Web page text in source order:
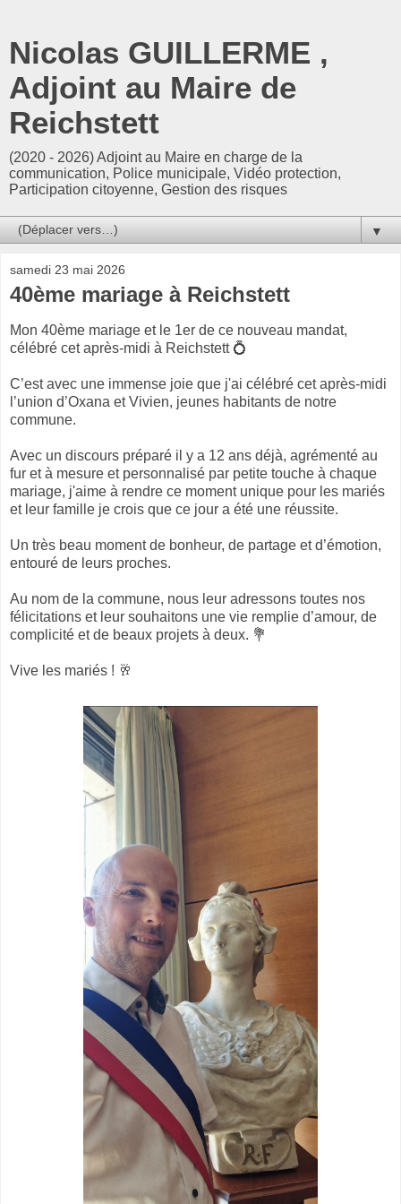
Nicolas GUILLERME ,
Adjoint au Maire de
Reichstett
(2020 - 2026) Adjoint au Maire en charge de la
communication, Police municipale, Vidéo protection,
Participation citoyenne, Gestion des risques
▼
samedi 23 mai 2026
40ème mariage à Reichstett
Mon 40ème mariage et le 1er de ce nouveau mandat,
célébré cet après-midi à Reichstett 💍
C’est avec une immense joie que j'ai célébré cet après-midi
l’union d’Oxana et Vivien, jeunes habitants de notre
commune.
Avec un discours préparé il y a 12 ans déjà, agrémenté au
fur et à mesure et personnalisé par petite touche à chaque
mariage, j'aime à rendre ce moment unique pour les mariés
et leur famille je crois que ce jour a été une réussite.
Un très beau moment de bonheur, de partage et d’émotion,
entouré de leurs proches.
Au nom de la commune, nous leur adressons toutes nos
félicitations et leur souhaitons une vie remplie d’amour, de
complicité et de beaux projets à deux. 💐
Vive les mariés ! 🥂